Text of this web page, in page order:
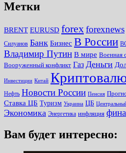
Метки
BRENT EURUSD forexforexnews
Силуанов Банк Бизнес В России
Владимир Путин В мире Военная
Вооруженный конфликт Газ Деньги
Инвестиции Китай
Нефть Новости России Пенсия
Ставка ЦБ Туризм Украина ЦБ
Экономика Энергетика инфляция
Вам будет интересно: